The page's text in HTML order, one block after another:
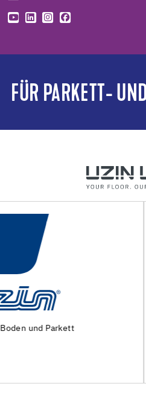
FÜR PARKETT-
Maschinen und
Untergrundvorbereitung und